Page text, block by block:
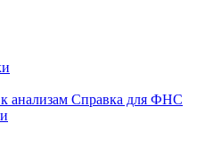
анализам Справка для ФНС